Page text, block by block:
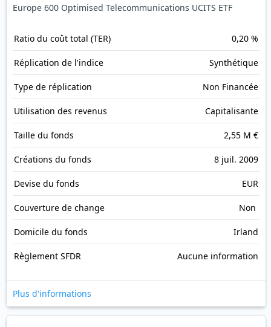
Europe 600 Optimised Telecommunications UCITS ETF
Ratio du coût total (TER) 0,20 %
Réplication de l'indice Synthétique
Type de réplication Non Financée
Utilisation des revenus Capitalisante
Taille du fonds 2,55 M €
Créations du fonds 8 juil. 2009
Devise du fonds EUR
Couverture de change Non
Domicile du fonds Irland
Règlement SFDR Aucune information
Plus d'informations